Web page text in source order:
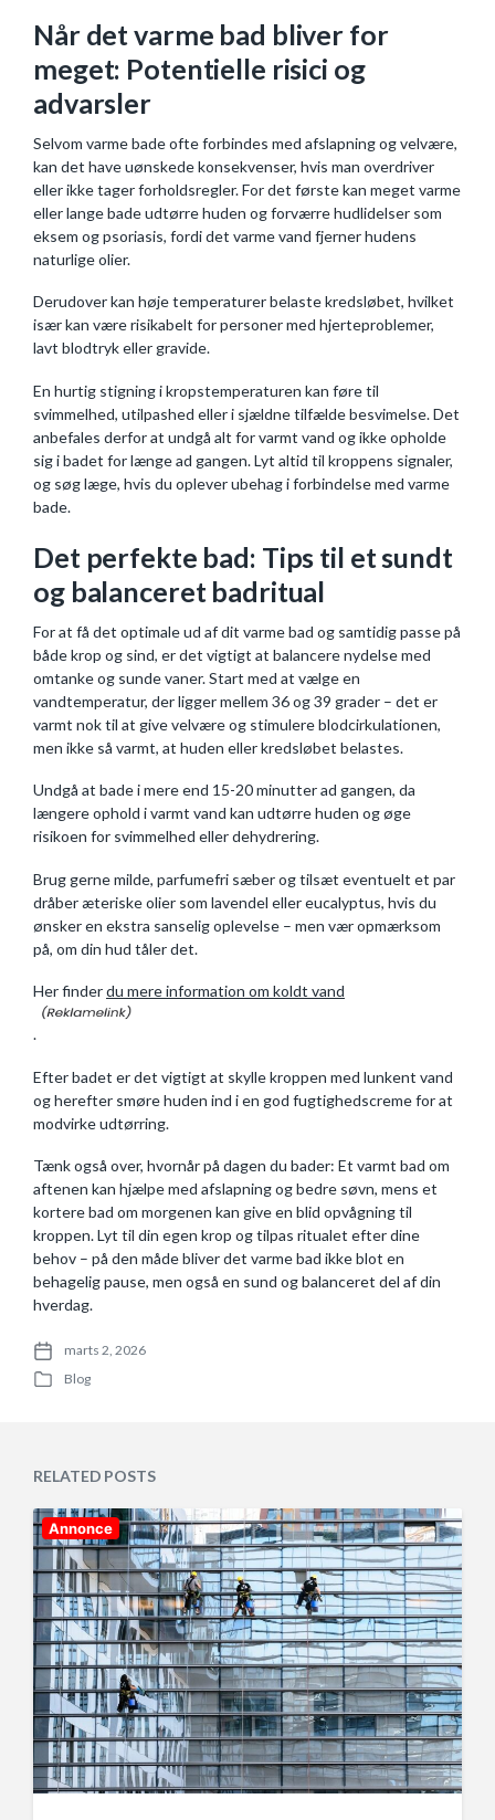
Når det varme bad bliver for
meget: Potentielle risici og
advarsler
Selvom varme bade ofte forbindes med afslapning og velvære,
kan det have uønskede konsekvenser, hvis man overdriver
eller ikke tager forholdsregler. For det første kan meget varme
eller lange bade udtørre huden og forværre hudlidelser som
eksem og psoriasis, fordi det varme vand fjerner hudens
naturlige olier.
Derudover kan høje temperaturer belaste kredsløbet, hvilket
især kan være risikabelt for personer med hjerteproblemer,
lavt blodtryk eller gravide.
En hurtig stigning i kropstemperaturen kan føre til
svimmelhed, utilpashed eller i sjældne tilfælde besvimelse. Det
anbefales derfor at undgå alt for varmt vand og ikke opholde
sig i badet for længe ad gangen. Lyt altid til kroppens signaler,
og søg læge, hvis du oplever ubehag i forbindelse med varme
bade.
Det perfekte bad: Tips til et sundt
og balanceret badritual
For at få det optimale ud af dit varme bad og samtidig passe på
både krop og sind, er det vigtigt at balancere nydelse med
omtanke og sunde vaner. Start med at vælge en
vandtemperatur, der ligger mellem 36 og 39 grader – det er
varmt nok til at give velvære og stimulere blodcirkulationen,
men ikke så varmt, at huden eller kredsløbet belastes.
Undgå at bade i mere end 15-20 minutter ad gangen, da
længere ophold i varmt vand kan udtørre huden og øge
risikoen for svimmelhed eller dehydrering.
Brug gerne milde, parfumefri sæber og tilsæt eventuelt et par
dråber æteriske olier som lavendel eller eucalyptus, hvis du
ønsker en ekstra sanselig oplevelse – men vær opmærksom
på, om din hud tåler det.
Her finderdu mere information om koldt vand
.
Efter badet er det vigtigt at skylle kroppen med lunkent vand
og herefter smøre huden ind i en god fugtighedscreme for at
modvirke udtørring.
Tænk også over, hvornår på dagen du bader: Et varmt bad om
aftenen kan hjælpe med afslapning og bedre søvn, mens et
kortere bad om morgenen kan give en blid opvågning til
kroppen. Lyt til din egen krop og tilpas ritualet efter dine
behov – på den måde bliver det varme bad ikke blot en
behagelig pause, men også en sund og balanceret del af din
hverdag.
P
t
marts 2, 2026
P
d
i
n
Blog
RELATED POSTS
Annonce